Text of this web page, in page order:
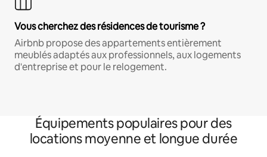
Vous cherchez des résidences de tourisme ?
Airbnb propose des appartements entièrement
meublés adaptés aux professionnels, aux logements
d'entreprise et pour le relogement.
Équipements populaires pour des
locations moyenne et longue durée